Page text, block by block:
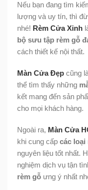
Nếu bạn đang tìm
lượng và uy tín, thì
nhé! Rèm Cửa Xinh
bộ sưu tập rèm gỗ
cách thiết kế nội thất.
Màn Cửa Đẹp cũng
thể tìm thấy những
kết mang đến sản
cho mọi khách hàng.
Ngoài ra, Màn Cửa
khi cung cấp các loại
nguyên liệu tốt nhất.
nghiệm dịch vụ tận
rèm gỗ ưng ý nhất